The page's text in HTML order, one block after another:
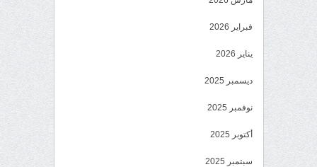
فبراير 2026
يناير 2026
ديسمبر 2025
نوفمبر 2025
أكتوبر 2025
سبتمبر 2025